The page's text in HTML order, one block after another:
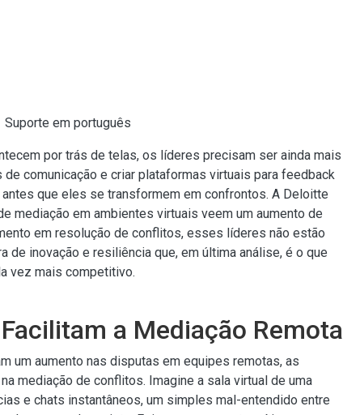
em português
por trás de telas, os líderes precisam ser ainda mais
comunicação e criar plataformas virtuais para feedback
que eles se transformem em confrontos. A Deloitte
mediação em ambientes virtuais veem um aumento de
em resolução de conflitos, esses líderes não estão
de inovação e resiliência que, em última análise, é o que
vez mais competitivo.
a Mediação Remota
um aumento nas disputas em equipes remotas, as
mediação de conflitos. Imagine a sala virtual de uma
e chats instantâneos, um simples mal-entendido entre